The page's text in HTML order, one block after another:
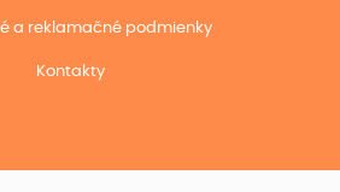
a reklamačné podmienky
Kontakty